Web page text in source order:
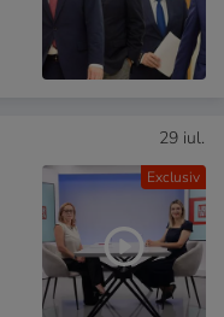
Exclusiv
29 iul.